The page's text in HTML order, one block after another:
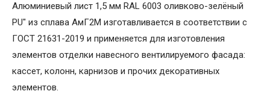
Алюминиевый лист 1,5 мм RAL 6003 оливково-зелёный
PU" из сплава АмГ2М изготавливается в соответствии с
ГОСТ 21631-2019 и применяется для изготовления
элементов отделки навесного вентилируемого фасада:
кассет, колонн, карнизов и прочих декоративных
элементов.